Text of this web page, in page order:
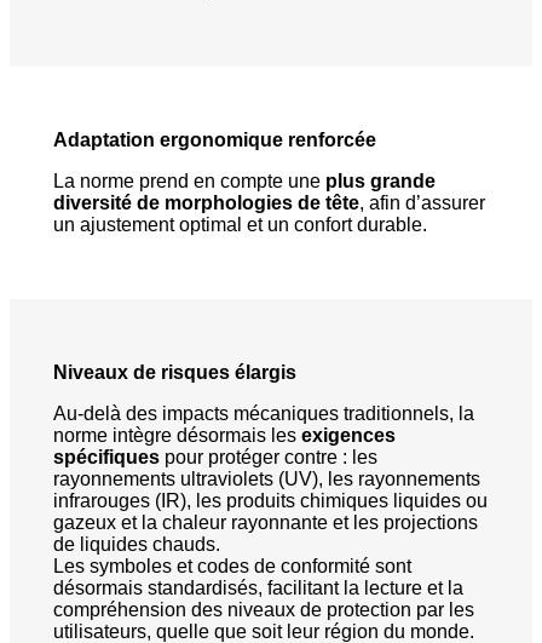
Adaptation ergonomique renforcée
La norme prend en compte une plus grande
diversité de morphologies de tête, afin d’assurer
un ajustement optimal et un confort durable.
Niveaux de risques élargis
Au-delà des impacts mécaniques traditionnels, la
norme intègre désormais les exigences
spécifiques pour protéger contre : les
rayonnements ultraviolets (UV), les rayonnements
infrarouges (IR), les produits chimiques liquides ou
gazeux et la chaleur rayonnante et les projections
de liquides chauds.
Les symboles et codes de conformité sont
désormais standardisés, facilitant la lecture et la
compréhension des niveaux de protection par les
utilisateurs, quelle que soit leur région du monde.